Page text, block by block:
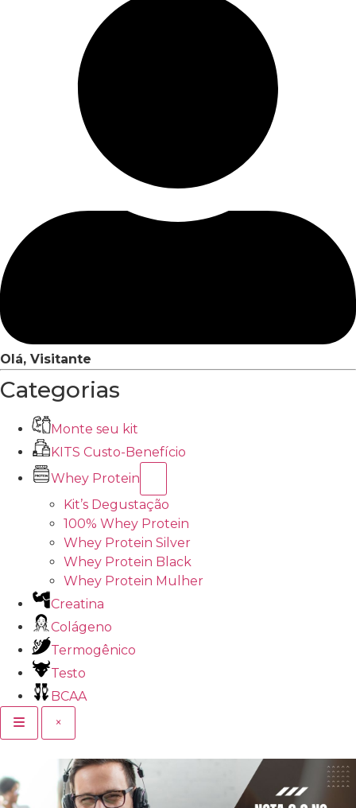
Olá, Visitante
Categorias
Monte seu kit
KITS Custo-Benefício
Whey Protein
Kit’s Degustação
100% Whey Protein
Whey Protein Silver
Whey Protein Black
Whey Protein Mulher
Creatina
Colágeno
Termogênico
Testo
BCAA
×